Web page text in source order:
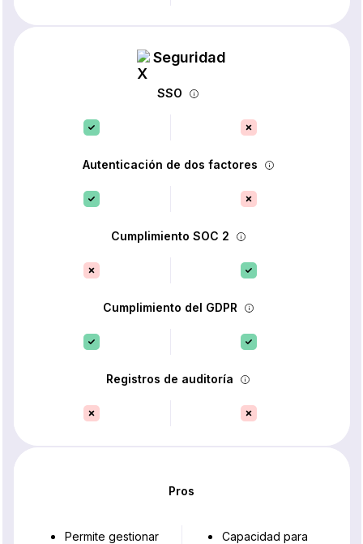
Seguridad
SSO
Autenticación de dos factores
Cumplimiento SOC 2
Cumplimiento del GDPR
Registros de auditoría
Pros
Permite gestionar
Capacidad para